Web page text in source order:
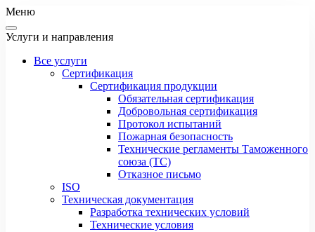
Меню
Услуги и направления
Все услуги
Сертификация
Сертификация продукции
Обязательная сертификация
Добровольная сертификация
Протокол испытаний
Пожарная безопасность
Технические регламенты Таможенного
союза (ТС)
Отказное письмо
ISO
Техническая документация
Разработка технических условий
Технические условия